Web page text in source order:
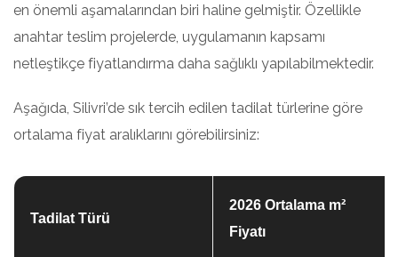
en önemli aşamalarından biri haline gelmiştir. Özellikle
anahtar teslim projelerde, uygulamanın kapsamı
netleştikçe fiyatlandırma daha sağlıklı yapılabilmektedir.
Aşağıda, Silivri’de sık tercih edilen tadilat türlerine göre
ortalama fiyat aralıklarını görebilirsiniz:
Tadilat Türü
2026 Ortalama m²
Fiyatı